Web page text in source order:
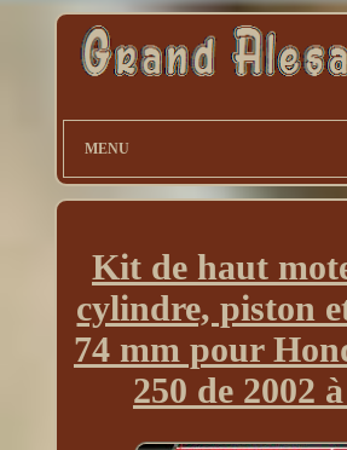
MENU
Kit de haut
cylindre, piston
74 mm pour
250 de 2002